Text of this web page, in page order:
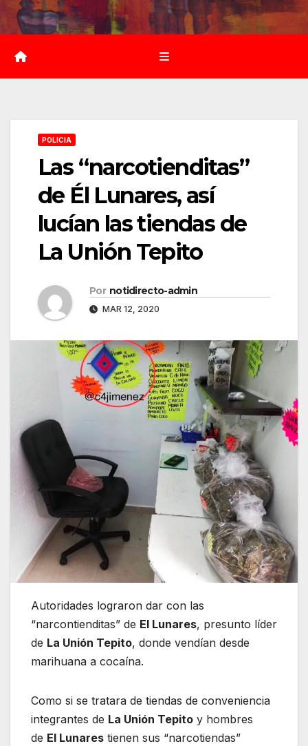
Saltar
al
contenido
POLICIA
Las “narcotienditas”
de Él Lunares, así
lucían las tiendas de
La Unión Tepito
Por notidirecto-admin
MAR 12, 2020
Autoridades lograron dar con las
“narcontienditas” de El Lunares, presunto líder
de La Unión Tepito, donde vendían desde
marihuana a cocaína.
Como si se tratara de tiendas de conveniencia
integrantes de La Unión Tepito y hombres
de El Lunares tienen sus “narcotiendas”